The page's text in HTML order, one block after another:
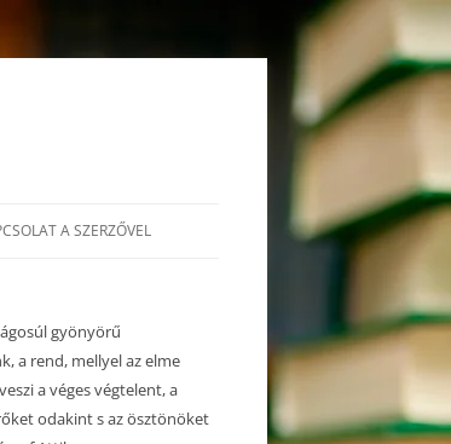
A SZERZŐVEL
gyönyörű
a rend, mellyel az elme
a véges végtelent, a
odakint s az ösztönöket